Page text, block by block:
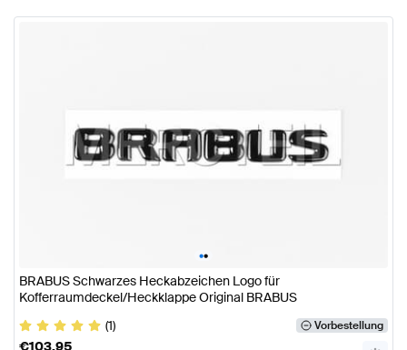
••
BRABUS Schwarzes Heckabzeichen Logo für
Kofferraumdeckel/Heckklappe Original BRABUS
(1)
Vorbestellung
€103.95